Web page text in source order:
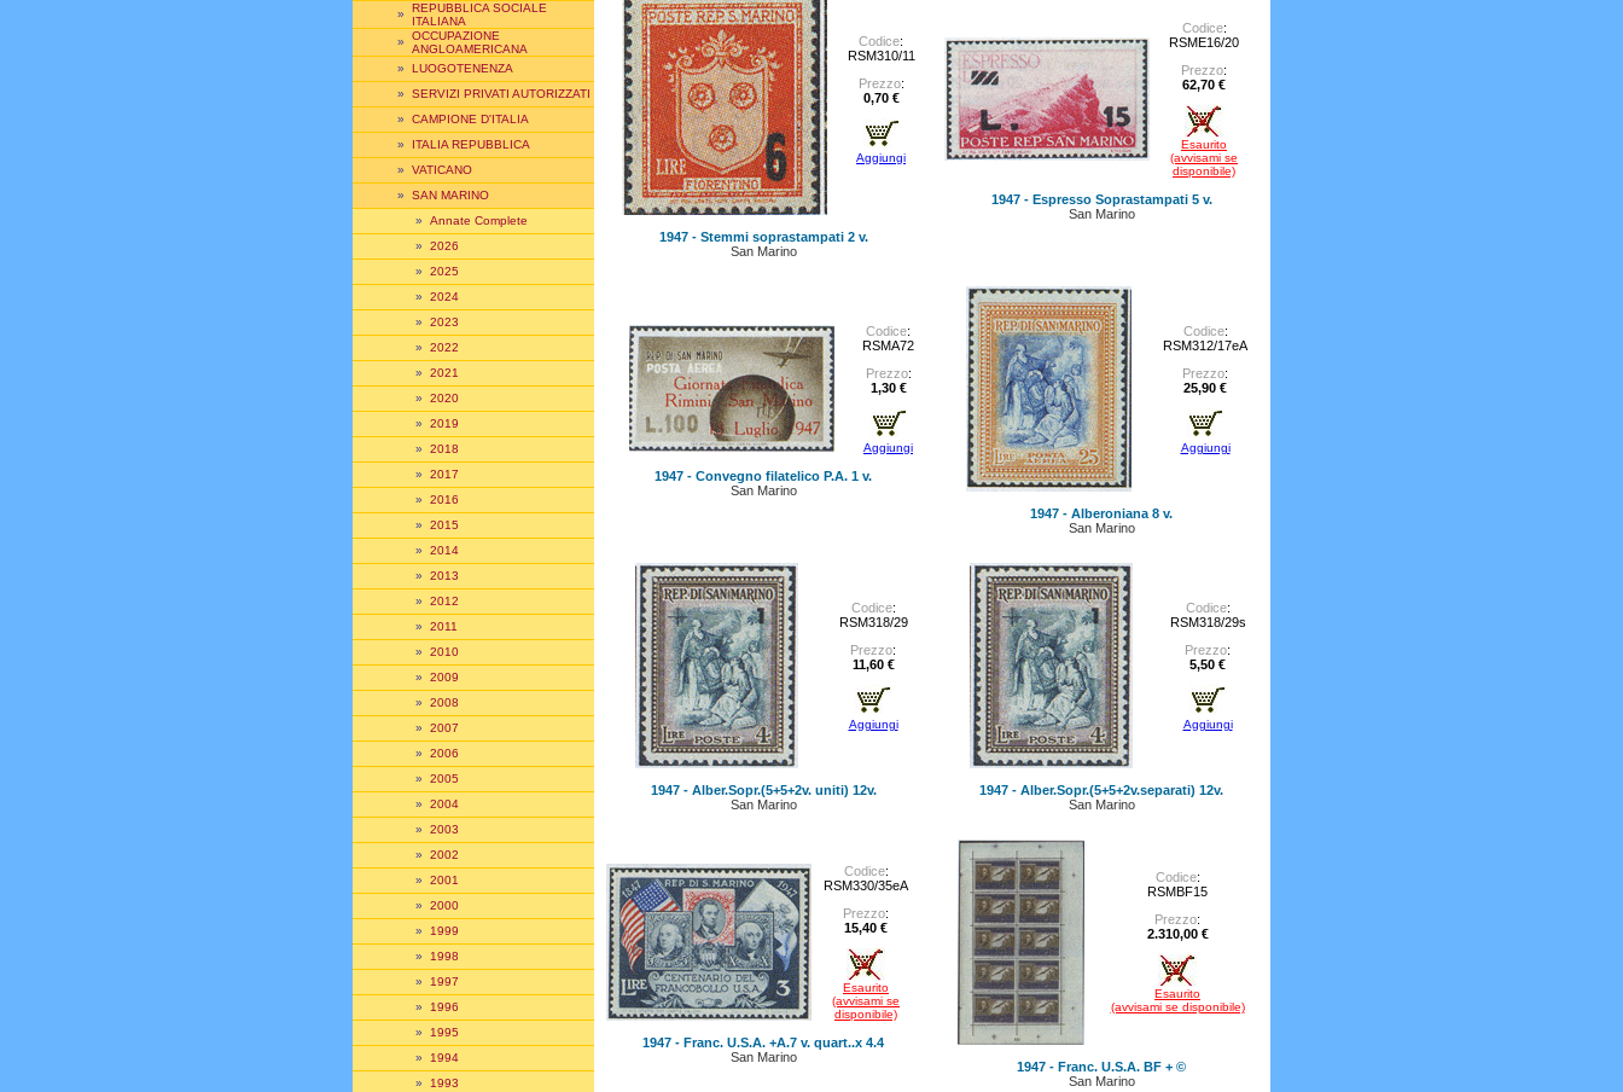
» REPUBBLICA SOCIALE
ITALIANA
» OCCUPAZIONE
ANGLOAMERICANA
» LUOGOTENENZA
» SERVIZI PRIVATI AUTORIZZATI
» CAMPIONE D'ITALIA
» ITALIA REPUBBLICA
» VATICANO
» SAN MARINO
» Annate Complete
» 2026
» 2025
» 2024
» 2023
» 2022
» 2021
» 2020
» 2019
» 2018
» 2017
» 2016
» 2015
» 2014
» 2013
» 2012
» 2011
» 2010
» 2009
» 2008
» 2007
» 2006
» 2005
» 2004
» 2003
» 2002
» 2001
» 2000
» 1999
» 1998
» 1997
» 1996
» 1995
» 1994
» 1993
Codice:
RSM310/11
Prezzo:
0,70 €
Aggiungi
1947 - Stemmi soprastampati 2 v.
San Marino
Codice:
RSME16/20
Prezzo:
62,70 €
Esaurito
(avvisami se
disponibile)
1947 - Espresso Soprastampati 5 v.
San Marino
Codice:
RSMA72
Prezzo:
1,30 €
Aggiungi
1947 - Convegno filatelico P.A. 1 v.
San Marino
Codice:
RSM312/17eA
Prezzo:
25,90 €
Aggiungi
1947 - Alberoniana 8 v.
San Marino
Codice:
RSM318/29
Prezzo:
11,60 €
Aggiungi
1947 - Alber.Sopr.(5+5+2v. uniti) 12v.
San Marino
Codice:
RSM318/29s
Prezzo:
5,50 €
Aggiungi
1947 - Alber.Sopr.(5+5+2v.separati) 12v.
San Marino
Codice:
RSM330/35eA
Prezzo:
15,40 €
Esaurito
(avvisami se
disponibile)
1947 - Franc. U.S.A. +A.7 v. quart..x 4.4
San Marino
Codice:
RSMBF15
Prezzo:
2.310,00 €
Esaurito
(avvisami se disponibile)
1947 - Franc. U.S.A. BF + ©
San Marino